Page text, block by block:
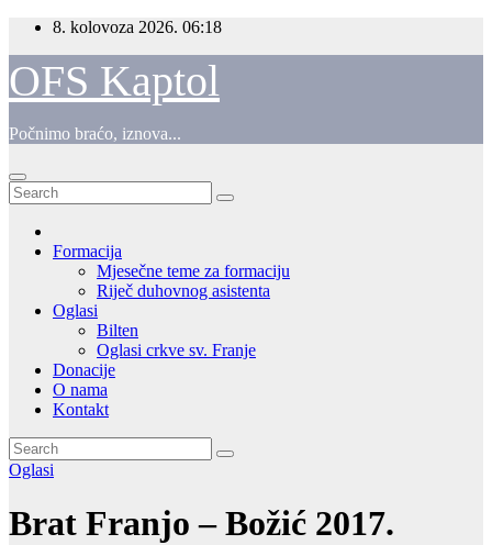
Skip
content
8. kolovoza 2026. 06:18
OFS Kaptol
Počnimo braćo, iznova...
Formacija
Mjesečne teme za formaciju
Riječ duhovnog asistenta
Oglasi
Bilten
Oglasi crkve sv. Franje
Donacije
O nama
Kontakt
Oglasi
Brat Franjo – Božić 2017.